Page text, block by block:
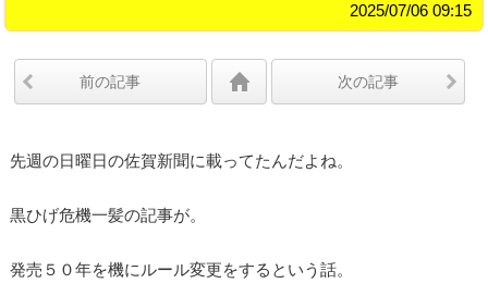
2025/07/06 09:15
前の記事 次の記事
先週の日曜日の佐賀新聞に載ってたんだよね。
黒ひげ危機一髪の記事が。
発売５０年を機にルール変更をするという話。